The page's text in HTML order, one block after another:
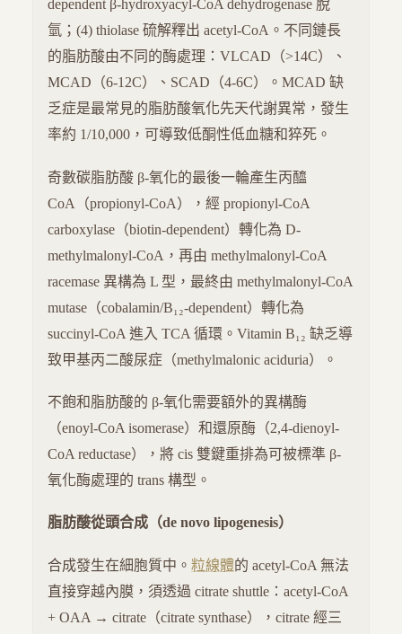
dependent β-hydroxyacyl-CoA dehydrogenase 脫
氫；(4) thiolase 硫解釋出 acetyl-CoA。不同鏈長
的脂肪酸由不同的酶處理：VLCAD（>14C）、
MCAD（6-12C）、SCAD（4-6C）。MCAD 缺
乏症是最常見的脂肪酸氧化先天代謝異常，發生
率約 1/10,000，可導致低酮性低血糖和猝死。
奇數碳脂肪酸 β-氧化的最後一輪產生丙醯
CoA（propionyl-CoA），經 propionyl-CoA
carboxylase（biotin-dependent）轉化為 D-
methylmalonyl-CoA，再由 methylmalonyl-CoA
racemase 異構為 L 型，最終由 methylmalonyl-CoA
mutase（cobalamin/B₁₂-dependent）轉化為
succinyl-CoA 進入 TCA 循環。Vitamin B₁₂ 缺乏導
致甲基丙二酸尿症（methylmalonic aciduria）。
不飽和脂肪酸的 β-氧化需要額外的異構酶
（enoyl-CoA isomerase）和還原酶（2,4-dienoyl-
CoA reductase），將 cis 雙鍵重排為可被標準 β-
氧化酶處理的 trans 構型。
脂肪酸從頭合成（de novo lipogenesis）
合成發生在細胞質中。 粒線體的 acetyl-CoA 無法
直接穿越內膜，須透過 citrate shuttle：acetyl-CoA
+ OAA → citrate（citrate synthase），citrate 經三